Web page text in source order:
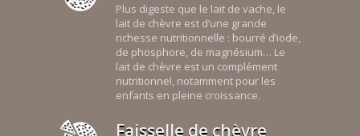
Plus digeste que le lait de vache, le
lait de chèvre est d’une grande
richesse nutritionnelle : bourré d’iode,
de phosphore, de magnésium… Le
lait de chèvre est un complément
nutritionnel, notamment pour les
enfants en pleine croissance.
Faisselle de chèvre